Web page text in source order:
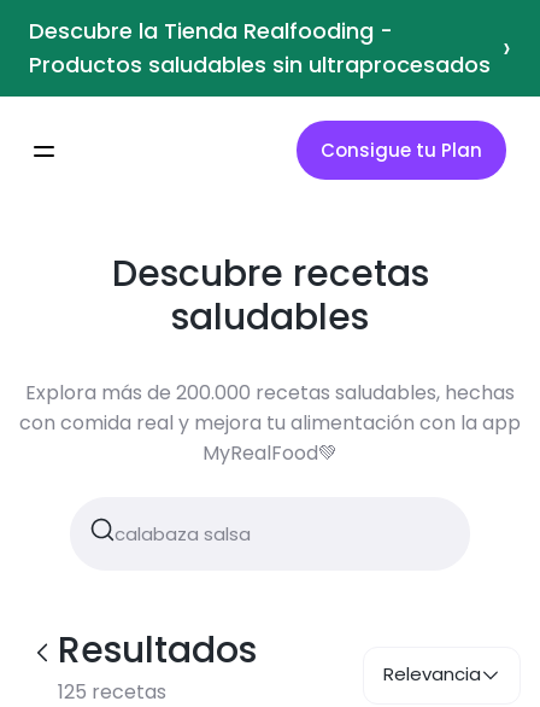
Descubre la Tienda Realfooding -
Productos saludables sin ultraprocesados ›
Consigue tu Plan
Descubre recetas
saludables
Explora más de 200.000 recetas saludables, hechas
con comida real y mejora tu alimentación con la app
MyRealFood💚
Resultados
125 recetas
Relevancia